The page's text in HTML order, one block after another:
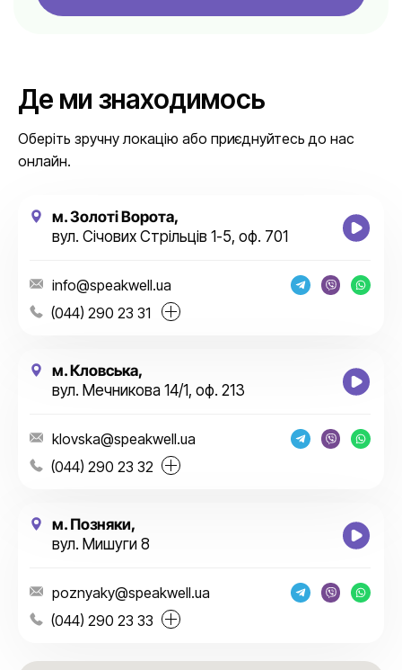
Де ми знаходимось
Оберіть зручну локацію або приєднуйтесь до нас
онлайн.
м. Золоті Ворота,
вул. Січових Стрільців 1-5, оф. 701
info@speakwell.ua
(044) 290 23 31
м. Кловська,
вул. Мечникова 14/1, оф. 213
klovska@speakwell.ua
(044) 290 23 32
м. Позняки,
вул. Мишуги 8
poznyaky@speakwell.ua
(044) 290 23 33